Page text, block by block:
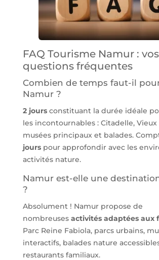
FAQ Tourisme Namur : vos
questions fréquentes
Combien de temps faut-il
Namur ?
2 joursconstituant la durée idéale
les incontournables : Citadelle, Vieux
musées principaux et balades.
jourspour approfondir avec les
activités nature.
Namur est-elle une
?
Absolument ! Namur propose de
nombreuses activités adaptées aux
Parc Reine Fabiola, parcs urbains,
interactifs, balades nature
restaurants familiaux.